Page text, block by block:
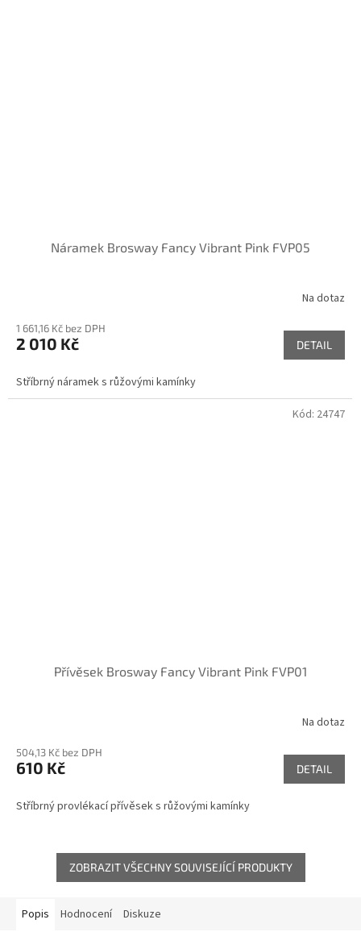
Náramek Brosway Fancy Vibrant Pink FVP05
Na dotaz
1 661,16 Kč bez DPH
2 010 Kč DETAIL
Stříbrný náramek s růžovými kamínky
Přívěsek Brosway Fancy Vibrant Pink FVP01
Na dotaz
504,13 Kč bez DPH
610 Kč DETAIL
Stříbrný provlékací přívěsek s růžovými kamínky
Kód: 24747
ZOBRAZIT VŠECHNY SOUVISEJÍCÍ PRODUKTY
Popis Hodnocení Diskuze